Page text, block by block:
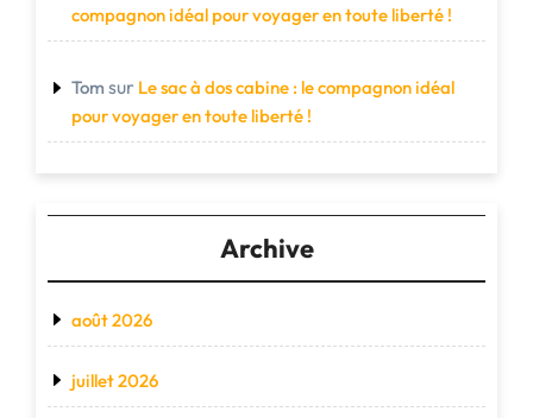
compagnon idéal pour voyager en toute liberté !
Tom sur Le sac à dos cabine : le compagnon idéal
pour voyager en toute liberté !
Archive
août 2026
juillet 2026